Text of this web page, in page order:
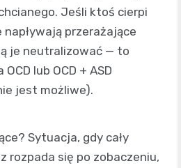
Jeśli ktoś cierpi
napływają przerażające
je neutralizować — to
lub OCD + ASD
jest możliwe).
Sytuacja, gdy cały
rozpada się po zobaczeniu,